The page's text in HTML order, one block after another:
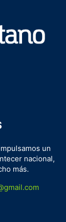
un
nacional,
más.